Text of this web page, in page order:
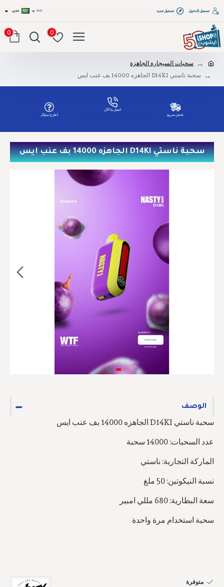
تسجيل الدخول تسجيل جديد SAR عربي
0
0
سحبات السيجارة الجاهزة
سحبة ناستي D14KI الجاهزه 14000 بف عنب ايس
شحن سريع
اتصل بنا الآن
اطرح سؤال
سحبة ناستي D14KI الجاهزه 14000 بف عنب ايس
الوصف
سحبة ناستي D14KI الجاهزه 14000 بف عنب ايس
عدد السحبات: 14000 سحبة
الماركة التجارية: ناستي
نسبة النيكوتين: 50 ملغ
سعة البطارية: 680 مللي امبير
سحبة استخدام مرة واحدة
متوفرة